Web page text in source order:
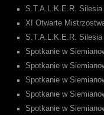
S.T.A.L.K.E.R.
XI Otwarte
S.T.A.L.K.E.R.
Spotkanie w
Spotkanie w
Spotkanie w
Spotkanie w
Spotkanie w